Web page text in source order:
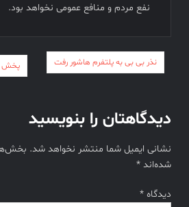
نفع مردم و منافع عمومی نخواهد بود.
راهبری
نذر بی بی به پلتفرم هاشور رفت پخش
دیدگاهتان را بنویسید
نشانی ایمیل شما منتشر نخواهد شد.
شده‌اند*
دیدگاه*